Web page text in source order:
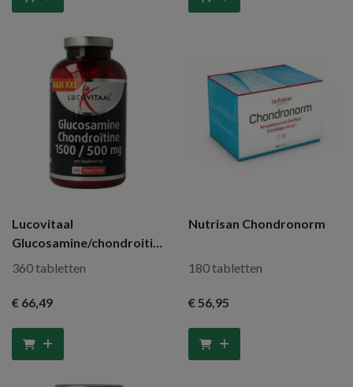
Lucovitaal
Glucosamine/chondroitine
pot
360 tabletten
€ 66,49
Nutrisan Chondronorm
180 tabletten
€ 56,95